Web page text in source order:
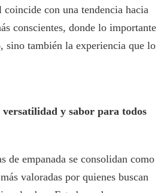
coincide con una tendencia hacia
conscientes, donde lo importante
sino también la experiencia que lo
versatilidad y sabor para todos
de empanada se consolidan como
valoradas por quienes buscan